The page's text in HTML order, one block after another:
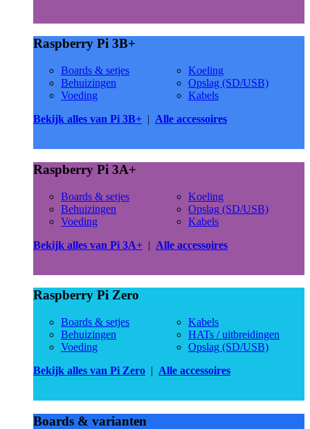
Raspberry Pi 3B+
Boards & setjes
Behuizingen
Voeding
Koeling
Opslag (SD/USB)
Kabels
Bekijk alles van Pi 3B+ | Alle accessoires
Raspberry Pi 3A+
Boards & setjes
Behuizingen
Voeding
Koeling
Opslag (SD/USB)
Kabels
Bekijk alles van Pi 3A+ | Alle accessoires
Raspberry Pi Zero
Boards & setjes
Behuizingen
Voeding
Kabels
HATs / uitbreidingen
Opslag (SD/USB)
Bekijk alles van Pi Zero | Alle accessoires
Boards & varianten